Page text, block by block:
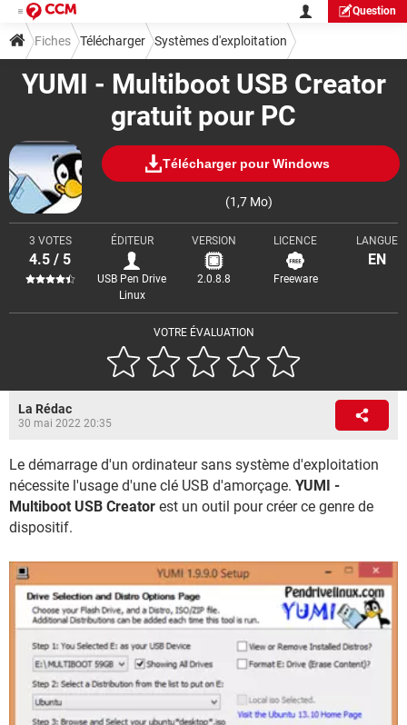
Question
YUMI - Multiboot USB Creator
gratuit pour PC
Télécharger pour Windows
(1,7 Mo)
VOTRE ÉVALUATION
3 VOTES
4.5 / 5
ÉDITEUR
USB Pen Drive
Linux
VERSION
2.0.8.8
LICENCE
Freeware
LANGUE
EN
Fiches Télécharger Systèmes d'exploitation
La Rédac
30 mai 2022 20:35
Le démarrage d'un ordinateur sans système d'exploitation
nécessite l'usage d'une clé USB d'amorçage. YUMI -
Multiboot USB Creator est un outil pour créer ce genre de
dispositif.